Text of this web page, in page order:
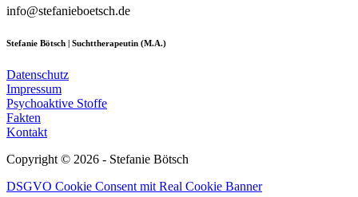
info@stefanieboetsch.de
Stefanie Bötsch | Suchttherapeutin (M.A.)
Datenschutz
Impressum
Psychoaktive Stoffe
Fakten
Kontakt
Copyright © 2026 - Stefanie Bötsch
DSGVO Cookie Consent mit Real Cookie Banner